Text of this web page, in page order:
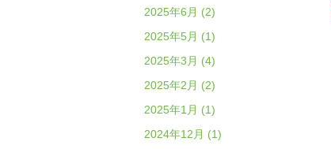
2025年6月 (2)
2025年5月 (1)
2025年3月 (4)
2025年2月 (2)
2025年1月 (1)
2024年12月 (1)